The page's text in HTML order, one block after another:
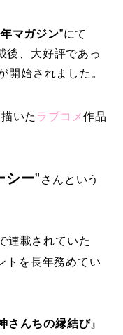
マガジン”にて
後、大好評であっ
開始されました。
いた ラブコメ作品
シー” さんという
連載されていた
トを長年務めてい
さんちの縁結び』